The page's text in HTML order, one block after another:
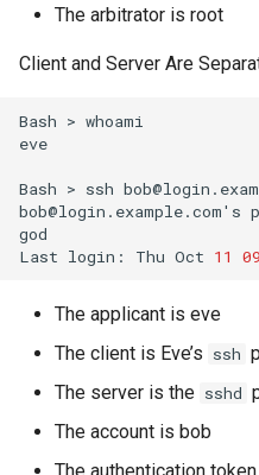
The arbitrator is root
Client and Server Are
Bash > whoami
eve
Bash > ssh
bob@login.example.com' s
god
Last login: Thu Oct 11 09
The applicant is eve
The client is Eve’s ssh
The server is the sshd
The account is bob